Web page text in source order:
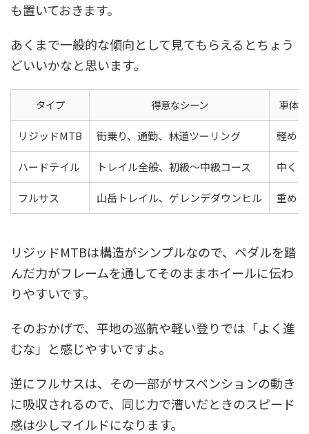
も置いておきます。
あくまで一般的な傾向として見てもらえるとちょう
どいいかなと思います。
タイプ 得意なシーン 車体
リジッドMTB 街乗り、通勤、林道ツーリング 軽め
ハードテイル トレイル全般、初級〜中級コース 中く
フルサス 山岳トレイル、ゲレンデダウンヒル 重め
リジッドMTBは構造がシンプルなので、ペダルを踏
んだ力がフレームを通してそのままホイールに伝わ
りやすいです。
そのおかげで、平地の巡航や軽い登りでは「よく進
むな」と感じやすいですよ。
逆にフルサスは、その一部がサスペンションの動き
に吸収されるので、同じ力で漕いだときのスピード
感は少しマイルドになります。